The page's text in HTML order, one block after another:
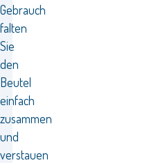
Gebrauch
falten
Sie
den
Beutel
einfach
zusammen
und
verstauen